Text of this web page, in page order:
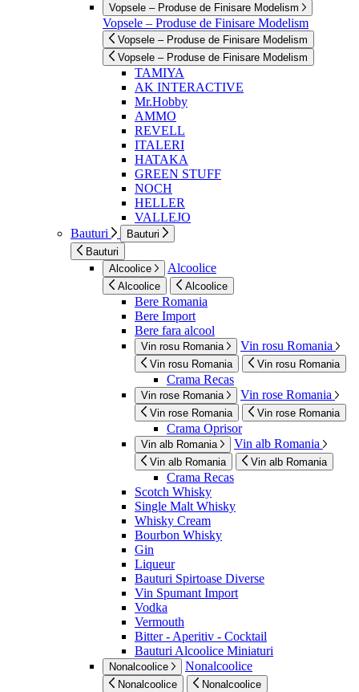
Vopsele – Produse de Finisare Modelism
Vopsele – Produse de Finisare Modelism
Vopsele – Produse de Finisare Modelism
Vopsele – Produse de Finisare Modelism
TAMIYA
AK INTERACTIVE
Mr.Hobby
AMMO
REVELL
ITALERI
HATAKA
GREEN STUFF
NOCH
HELLER
VALLEJO
Bauturi
Bauturi
Bauturi
Alcoolice
Alcoolice
Alcoolice Alcoolice
Bere Romania
Bere Import
Bere fara alcool
Vin rosu Romania Vin rosu Romania
Vin rosu Romania Vin rosu Romania
Crama Recas
Vin rose Romania Vin rose Romania
Vin rose Romania Vin rose Romania
Crama Oprisor
Vin alb Romania Vin alb Romania
Vin alb Romania Vin alb Romania
Crama Recas
Scotch Whisky
Single Malt Whisky
Whisky Cream
Bourbon Whisky
Gin
Liqueur
Bauturi Spirtoase Diverse
Vin Spumant Import
Vodka
Vermouth
Bitter - Aperitiv - Cocktail
Bauturi Alcoolice Miniaturi
Nonalcoolice Nonalcoolice
Nonalcoolice Nonalcoolice